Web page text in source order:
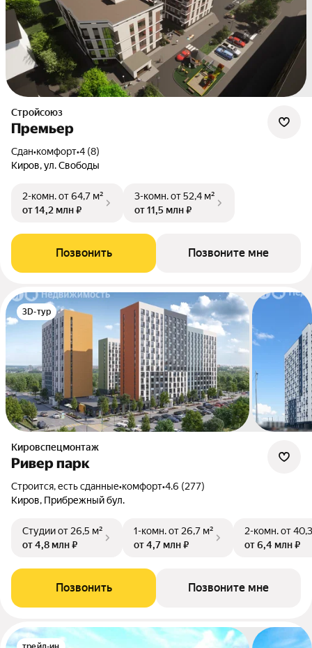
Стройсоюз
Премьер
Сдан•комфорт•4 (8)
Киров, ул. Свободы
2-комн.от 64,7 м²
от 14,2 млн ₽
3-комн.от 52,4 м²
от 11,5 млн ₽
Позвонить Позвоните мне
3D-тур
Кировспецмонтаж
Ривер парк
Строится, есть сданные•комфорт•4.6 (277)
Киров, Прибрежный бул.
Студииот 26,5 м²
от 4,8 млн ₽
1-комн.от 26,7 м²
от 4,7 млн ₽
2-комн.от
от 6,4 млн ₽
Позвонить Позвоните мне